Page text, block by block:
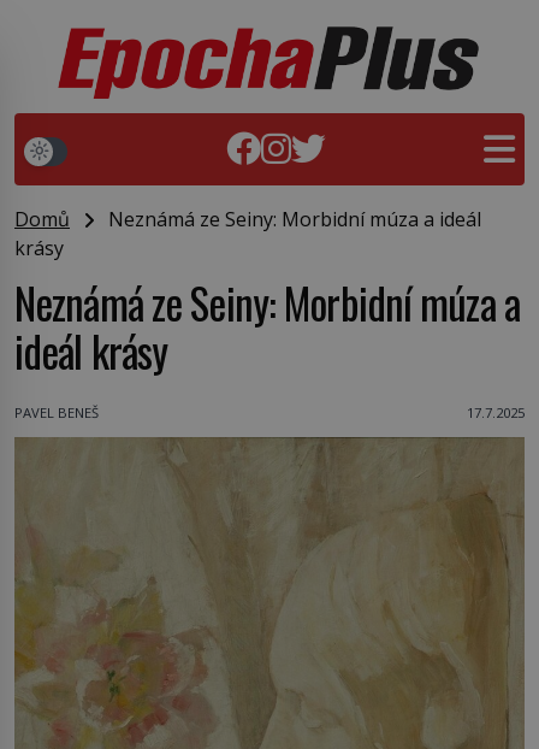
Domů
Neznámá ze Seiny: Morbidní múza a ideál
krásy
Neznámá ze Seiny: Morbidní múza a
ideál krásy
PAVEL BENEŠ 17.7.2025